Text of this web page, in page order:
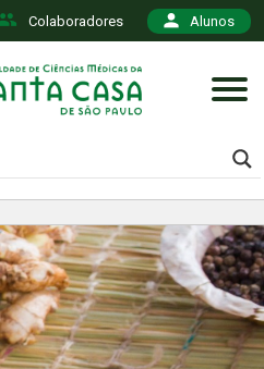
Colaboradores Alunos